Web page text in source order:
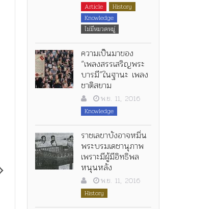
Article
History
Knowledge
ไม่มีหมวดหมู่
ความเป็นมาของ
“เพลงสรรเสริญพระ
บารมี”ในฐานะ เพลง
ชาติสยาม
พ.ย. 11, 2016
Knowledge
ราชเลขาบังอาจหมิ่น
พระบรมเดชานุภาพ
เพราะมีผู้มีอิทธิพล
หนุนหลัง
พ.ย. 11, 2016
History